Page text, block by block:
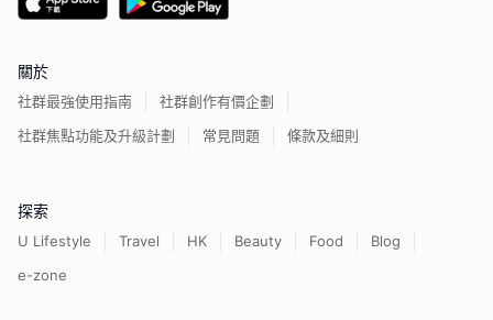
關於
社群最強使用指南
社群創作有價企劃
社群焦點功能及升級計劃
常見問題 條款及細則
探索
U Lifestyle Travel HK Beauty Food
Blog
e-zone